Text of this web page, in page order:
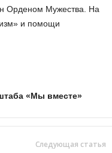
Орденом Мужества. На
и помощи
«Мы вместе»
Следующая статья